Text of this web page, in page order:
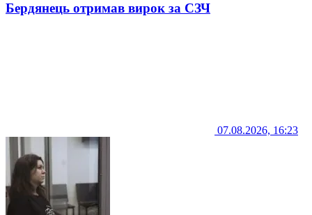
Бердянець отримав вирок за СЗЧ
07.08.2026, 16:23